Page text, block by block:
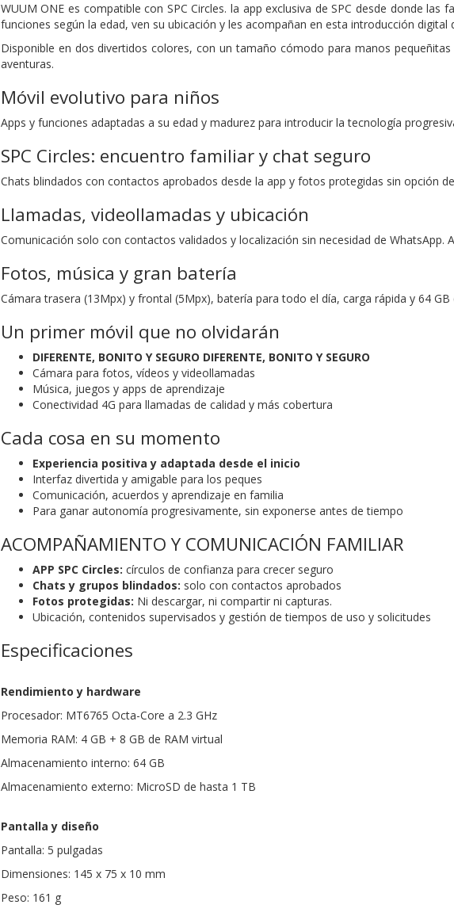
WUUM ONE es compatible con SPC Circles. la app exclusiva de SPC desde donde
funciones según la edad, ven su ubicación y les acompañan en esta introducción
Disponible en dos divertidos colores, con un tamaño cómodo para manos
aventuras.
Móvil evolutivo para niños
Apps y funciones adaptadas a su edad y madurez para introducir la tecnología
SPC Circles: encuentro familiar y chat seguro
Chats blindados con contactos aprobados desde la app y fotos protegidas sin opción
Llamadas, videollamadas y ubicación
Comunicación solo con contactos validados y localización sin necesidad de WhatsApp.
Fotos, música y gran batería
Cámara trasera (13Mpx) y frontal (5Mpx), batería para todo el día, carga rápida y 64
Un primer móvil que no olvidarán
DIFERENTE, BONITO Y SEGURO DIFERENTE, BONITO Y SEGURO
Cámara para fotos, vídeos y videollamadas
Música, juegos y apps de aprendizaje
Conectividad 4G para llamadas de calidad y más cobertura
Cada cosa en su momento
Experiencia positiva y adaptada desde el inicio
Interfaz divertida y amigable para los peques
Comunicación, acuerdos y aprendizaje en familia
Para ganar autonomía progresivamente, sin exponerse antes de tiempo
ACOMPAÑAMIENTO Y COMUNICACIÓN FAMILIAR
APP SPC Circles: círculos de confianza para crecer seguro
Chats y grupos blindados: solo con contactos aprobados
Fotos protegidas: Ni descargar, ni compartir ni capturas.
Ubicación, contenidos supervisados y gestión de tiempos de uso y solicitudes
Especificaciones
Rendimiento y hardware
Procesador: MT6765 Octa-Core a 2.3 GHz
Memoria RAM: 4 GB + 8 GB de RAM virtual
Almacenamiento interno: 64 GB
Almacenamiento externo: MicroSD de hasta 1 TB
Pantalla y diseño
Pantalla: 5 pulgadas
Dimensiones: 145 x 75 x 10 mm
Peso: 161 g